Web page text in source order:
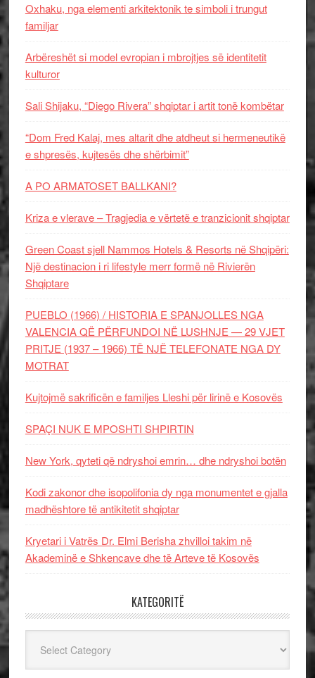
Oxhaku, nga elementi arkitektonik te simboli i trungut
familjar
Arbëreshët si model evropian i mbrojtjes së identitetit
kulturor
Sali Shijaku, “Diego Rivera” shqiptar i artit tonë kombëtar
“Dom Fred Kalaj, mes altarit dhe atdheut si hermeneutikë
e shpresës, kujtesës dhe shërbimit”
A PO ARMATOSET BALLKANI?
Kriza e vlerave – Tragjedia e vërtetë e tranzicionit shqiptar
Green Coast sjell Nammos Hotels & Resorts në Shqipëri:
Një destinacion i ri lifestyle merr formë në Rivierën
Shqiptare
PUEBLO (1966) / HISTORIA E SPANJOLLES NGA
VALENCIA QË PËRFUNDOI NË LUSHNJE — 29 VJET
PRITJE (1937 – 1966) TË NJË TELEFONATE NGA DY
MOTRAT
Kujtojmë sakrificën e familjes Lleshi për lirinë e Kosovës
SPAÇI NUK E MPOSHTI SHPIRTIN
New York, qyteti që ndryshoi emrin… dhe ndryshoi botën
Kodi zakonor dhe isopolifonia dy nga monumentet e gjalla
madhështore të antikitetit shqiptar
Kryetari i Vatrës Dr. Elmi Berisha zhvilloi takim në
Akademinë e Shkencave dhe të Arteve të Kosovës
KATEGORITË